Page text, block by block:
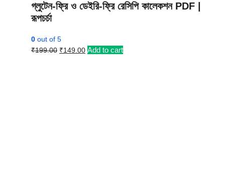
গ্লুটেন-ফ্রি ও ডেইরি-ফ্রি রেসিপি কালেকশন PDF |
রূপচর্চা
0 out of 5
₹199.00 Original
₹149.00Current
Add to cart